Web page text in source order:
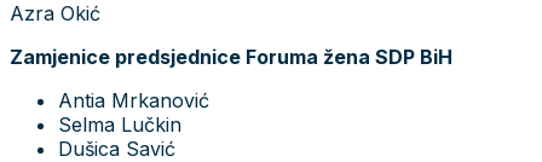
Azra Okić
Zamjenice predsjednice Foruma žena SDP BiH
Antia Mrkanović
Selma Lučkin
Dušica Savić